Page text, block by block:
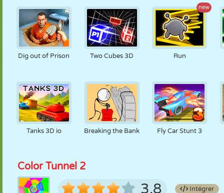
Dig out of Prison Two Cubes 3D
new
Run
Tanks 3D io Breaking the Bank Fly Car Stunt 3
Color Tunnel 2
3.8 Intégrer